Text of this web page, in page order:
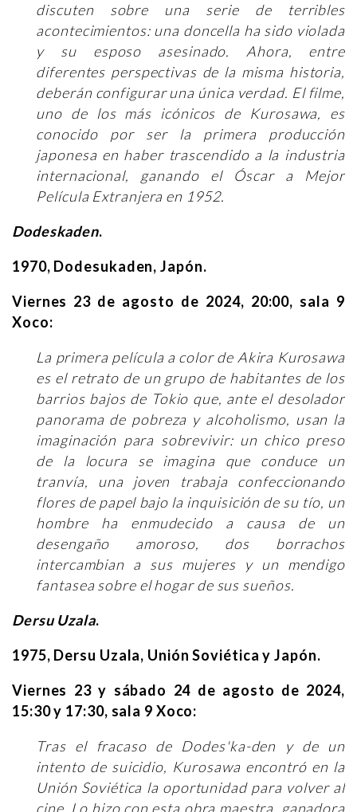
discuten sobre una serie de terribles
acontecimientos: una doncella ha sido violada
y su esposo asesinado. Ahora, entre
diferentes perspectivas de la misma historia,
deberán configurar una única verdad. El filme,
uno de los más icónicos de Kurosawa, es
conocido por ser la primera producción
japonesa en haber trascendido a la industria
internacional, ganando el Óscar a Mejor
Película Extranjera en 1952.
Dodeskaden.
1970, Dodesukaden, Japón.
Viernes 23 de agosto de 2024, 20:00, sala 9
Xoco:
La primera película a color de Akira Kurosawa
es el retrato de un grupo de habitantes de los
barrios bajos de Tokio que, ante el desolador
panorama de pobreza y alcoholismo, usan la
imaginación para sobrevivir: un chico preso
de la locura se imagina que conduce un
tranvía, una joven trabaja confeccionando
flores de papel bajo la inquisición de su tío, un
hombre ha enmudecido a causa de un
desengaño amoroso, dos borrachos
intercambian a sus mujeres y un mendigo
fantasea sobre el hogar de sus sueños.
Dersu Uzala.
1975, Dersu Uzala, Unión Soviética y Japón.
Viernes 23 y sábado 24 de agosto de 2024,
15:30 y 17:30, sala 9 Xoco:
Tras el fracaso de Dodes'ka-den y de un
intento de suicidio, Kurosawa encontró en la
Unión Soviética la oportunidad para volver al
cine. Lo hizo con esta obra maestra, ganadora